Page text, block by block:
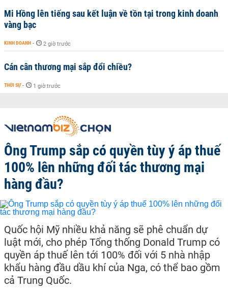
Mi Hồng lên tiếng sau kết luận về tồn tại trong kinh doanh
vàng bạc
KINH DOANH - 2 giờ trước
Cán cân thương mại sắp đổi chiều?
THỜI SỰ - 1 giờ trước
Ông Trump sắp có quyền tùy ý áp thuế
100% lên những đối tác thương mại
hàng đầu?
Quốc hội Mỹ nhiều khả năng sẽ phê chuẩn dự
luật mới, cho phép Tổng thống Donald Trump có
quyền áp thuế lên tới 100% đối với 5 nhà nhập
khẩu hàng đầu dầu khí của Nga, có thể bao gồm
cả Trung Quốc.